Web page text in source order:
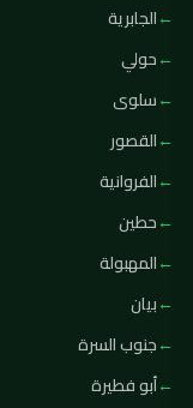
الجابرية
حولي
سلوى
القصور
الفروانية
حطين
المهبولة
بيان
جنوب السرة
أبو فطيرة